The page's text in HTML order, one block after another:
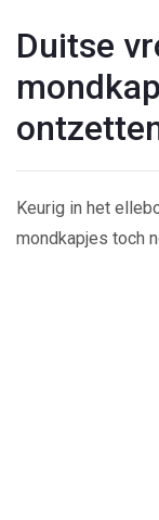
Duitse
Keurig in het
mondkapjes toch